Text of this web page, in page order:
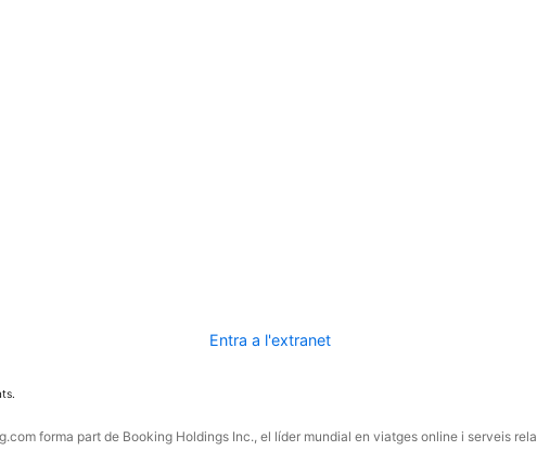
Entra a l'extranet
forma part de Booking Holdings Inc., el líder mundial en viatges online i serveis